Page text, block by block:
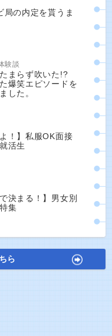
局の内定を貰うま
験談
まらず吹いた!?
爆笑エピソードを
した。
！】私服OK面接
活生
決まる！】男女別
集
ら